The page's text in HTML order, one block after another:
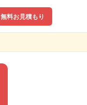
無料お見積もり